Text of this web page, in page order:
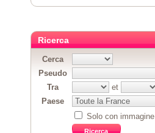
Ricerca
Cerca
Pseudo
Tra
et
Paese
Solo con immagine